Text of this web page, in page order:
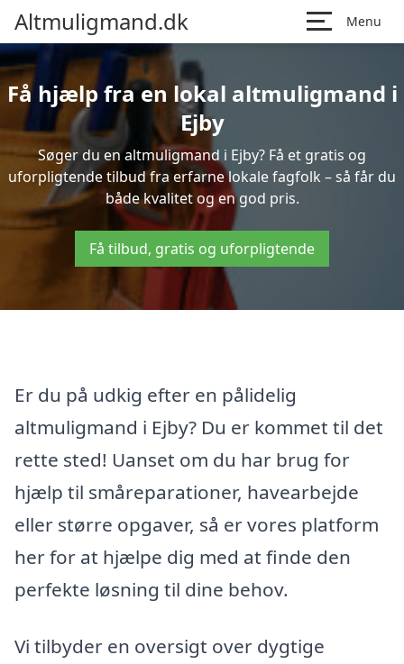
Altmuligmand.dk Menu
Få hjælp fra en lokal altmuligmand i
Ejby
Søger du en altmuligmand i Ejby? Få et gratis og
uforpligtende tilbud fra erfarne lokale fagfolk – så får du
både kvalitet og en god pris.
Få tilbud, gratis og uforpligtende
Er du på udkig efter en pålidelig
altmuligmand i Ejby? Du er kommet til det
rette sted! Uanset om du har brug for
hjælp til småreparationer, havearbejde
eller større opgaver, så er vores platform
her for at hjælpe dig med at finde den
perfekte løsning til dine behov.
Vi tilbyder en oversigt over dygtige